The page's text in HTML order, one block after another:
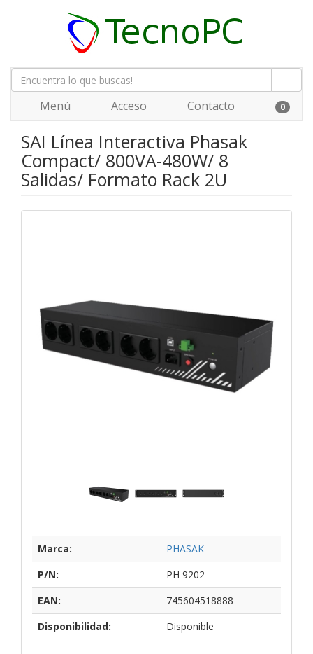
Menú Acceso Contacto 0
SAI Línea Interactiva Phasak
Compact/ 800VA-480W/ 8
Salidas/ Formato Rack 2U
Marca:
PHASAK
P/N:
PH 9202
EAN:
745604518888
Disponibilidad:
Disponible